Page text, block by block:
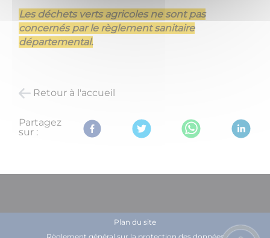
Les déchets verts agricoles ne sont pas
concernés par le règlement sanitaire
départemental.
Retour à l'accueil
Partagez
sur :
Plan du site